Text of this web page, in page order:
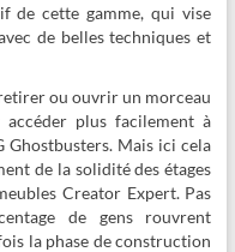
de cette gamme, qui vise
de belles techniques et
ou ouvrir un morceau
plus facilement à
Ghostbusters. Mais ici cela
de la solidité des étages
Creator Expert. Pas
de gens rouvrent
la phase de construction